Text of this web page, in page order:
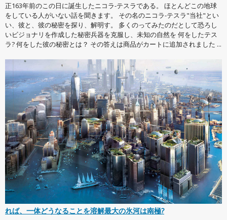
正163年前のこの日に誕生したニコラ-テスラである。 ほとんどこの地球
をしている人がいない話を聞きます。 その名のニコラ-テスラ"当社"とい
い、彼と、彼の秘密を探り、解明す。 多くのってみたのだとして恐ろし
いビジョナリを作成した秘密兵器を克服し、未知の自然を 何をしたテス
ラ? 何をした彼の秘密とは？ その答えは商品がカートに追加されました ...
れば、一体どうなることを溶解最大の氷河は南極?